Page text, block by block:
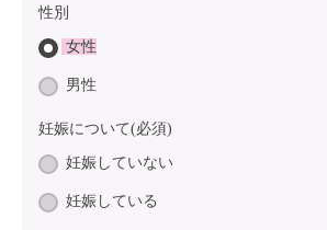
性別
女性
男性
妊娠について(必須)
妊娠していない
妊娠している